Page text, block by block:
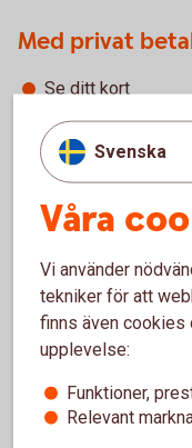
Med privat
Se ditt kort
Se tillgängligt
Se använt belopp
transaktioner och
Se din PIN-kod
står på kortet)
Ansluta ditt kort
När företaget
Se ditt kort
Se dina
Svenska
Våra
Vi använder
tekniker för att
finns även cookies
upplevelse:
Funktioner,
Relevant